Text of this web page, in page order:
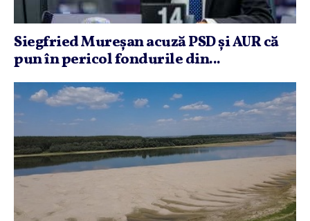
Siegfried Mureşan acuză PSD şi AUR că
pun în pericol fondurile din...